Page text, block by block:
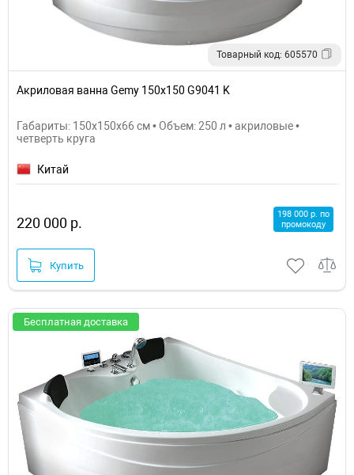
Товарный код: 605570
Акриловая ванна Gemy 150x150 G9041 K
Габариты: 150x150x66 см • Объем: 250 л • акриловые •
четверть круга
Китай
220 000 р.
198 000 р. по
промокоду
Купить
Бесплатная доставка